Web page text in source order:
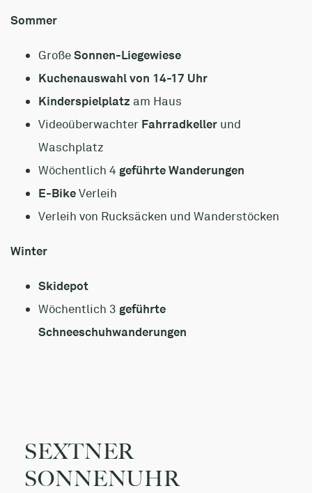
Sommer
GroßeSonnen-Liegewiese
Kuchenauswahl von 14-17 Uhr
Kinderspielplatz am Haus
Videoüberwachter Fahrradkeller und
Waschplatz
Wöchentlich 4 geführte Wanderungen
E-BikeVerleih
Verleih von Rucksäcken und Wanderstöcken
Winter
Skidepot
Wöchentlich 3 geführte
Schneeschuhwanderungen
SEXTNER
SONNENUHR